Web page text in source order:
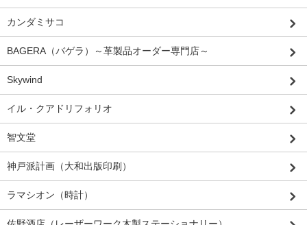
カンダミサコ
BAGERA（バゲラ）～革製品オーダー専門店～
Skywind
イル・クアドリフォリオ
智文堂
神戸派計画（大和出版印刷）
ラマシオン（時計）